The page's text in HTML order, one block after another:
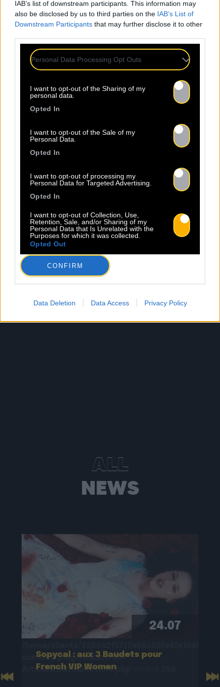
IAB’s list of downstream participants. This information may
also be disclosed by us to third parties on the IAB’s List of
Downstream Participants that may further disclose it to other
Personal Data Processing Opt Outs
I want to opt-out of the Sharing of my
personal data.
Opted In
I want to opt-out of the Sale of my
Personal Data.
Opted In
I want to opt-out of processing my
Personal Data for Targeted Advertising.
Opted In
I want to opt-out of Collection, Use,
Retention, Sale, and/or Sharing of my
Personal Data that Is Unrelated with the
Purposes for which it was collected.
Opted Out
CONFIRM
Data Deletion Data Access Privacy Policy
d’écriture
ALL
NEWS
24.07
Sopycal : aux 3 Baudets pour
French VIP Women
Warning: Undefined property:
stdClass::$wp:featuredmedia in
/home/clients/
content/plugins/Baco-All-
on line266
: Trying to access array offset on
value of type null in
content/plugins/Baco-All-
Articles/bacoallarticle.php
Previous